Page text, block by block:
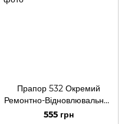
Прапор 532 Окремий
Ремонтно-Відновлювальний
Полк (V-413-2)
555 грн